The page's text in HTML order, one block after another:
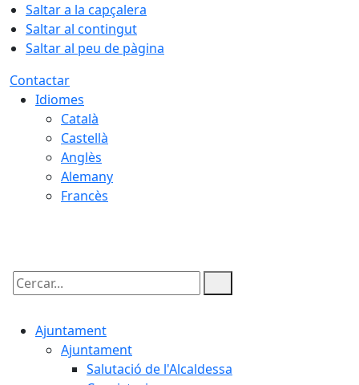
Saltar a la capçalera
Saltar al contingut
Saltar al peu de pàgina
Contactar
Idiomes
Català
Castellà
Anglès
Alemany
Francès
Cercar:
Ajuntament
Ajuntament
Salutació de l'Alcaldessa